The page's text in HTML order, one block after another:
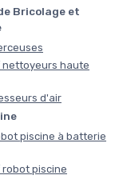
Bricolage et
nettoyeurs haute
d'air
piscine à batterie
piscine